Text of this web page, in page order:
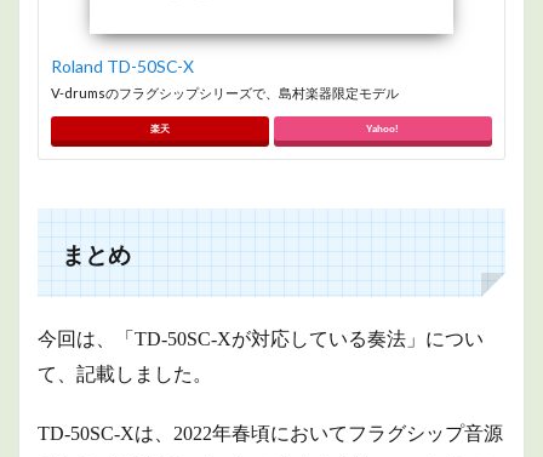
Roland TD-50SC-X
V-drumsのフラグシップシリーズで、島村楽器限定モデル
楽天 Yahoo!
まとめ
今回は、「TD-50SC-Xが対応している奏法」につい
て、記載しました。
TD-50SC-Xは、2022年春頃においてフラグシップ音源